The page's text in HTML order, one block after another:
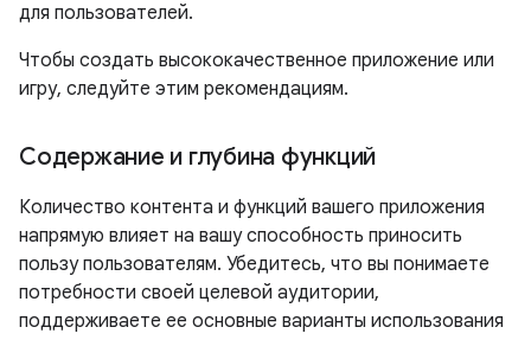
для пользователей.
Чтобы создать высококачественное приложение или
игру, следуйте этим рекомендациям.
Содержание и глубина функций
Количество контента и функций вашего приложения
напрямую влияет на вашу способность приносить
пользу пользователям. Убедитесь, что вы понимаете
потребности своей целевой аудитории,
поддерживаете ее основные варианты использования